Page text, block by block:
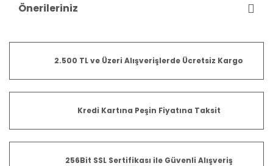
Önerileriniz
2.500 TL ve Üzeri Alışverişlerde Ücretsiz Kargo
Kredi Kartına Peşin Fiyatına Taksit
256Bit SSL Sertifikası ile Güvenli Alışveriş